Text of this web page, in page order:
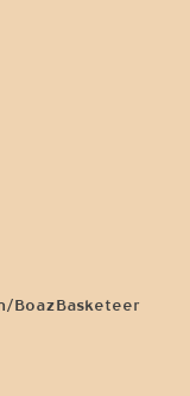
BoazBasketeer